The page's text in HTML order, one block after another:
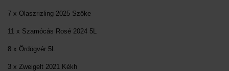
7 x Olaszrizling 2025 Szőke
11 x Szamócás Rosé 2024 5L
8 x Ördögvér 5L
3 x Zweigelt 2021 Kékh